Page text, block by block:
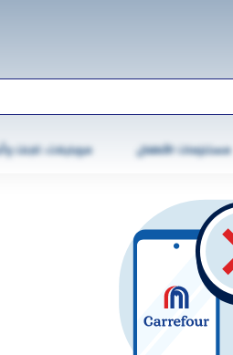
مستلزمات الأطفال موبايلات، تابلت